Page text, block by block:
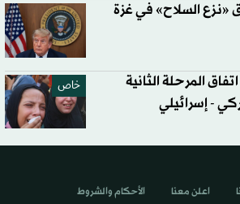
«نزع السلاح» في غزة
خاص
المرحلة الثانية
- إسرائيلي
اعلن معنا الأحكام والشروط